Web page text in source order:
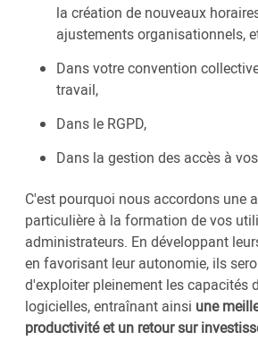
la création de nouveaux
ajustements organisationnels,
Dans votre convention
travail,
Dans le RGPD,
Dans la gestion des accès à
C'est pourquoi nous accordons une
particulière à la formation de vos
administrateurs. En développant
en favorisant leur autonomie, ils
d'exploiter pleinement les capacités
logicielles, entraînant ainsi une
productivité et un retour sur